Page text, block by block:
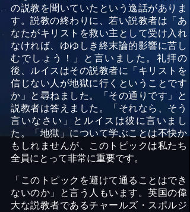
の説教を聞いていたという逸話がありま
す。説教の終わりに、若い説教者は「あ
なたがキリストを救い主として受け入れ
なければ、ゆゆしき終末論的影響に苦し
むでしょう！」と言いました。礼拝の
後、ルイスはその説教者に「キリストを
信じない人が地獄に行くということです
か」と尋ねました。「その通りです」と
説教者は答えました。「それなら、そう
言いなさい」とルイスは彼に言いまし
た。「地獄」について学ぶことは不快か
もしれませんが、このトピックは私たち
全員にとって非常に重要です。
「このトピックを避けて通ることはでき
ないのか」と言う人もいます。英国の偉
大な説教者であるチャールズ・スポルジ